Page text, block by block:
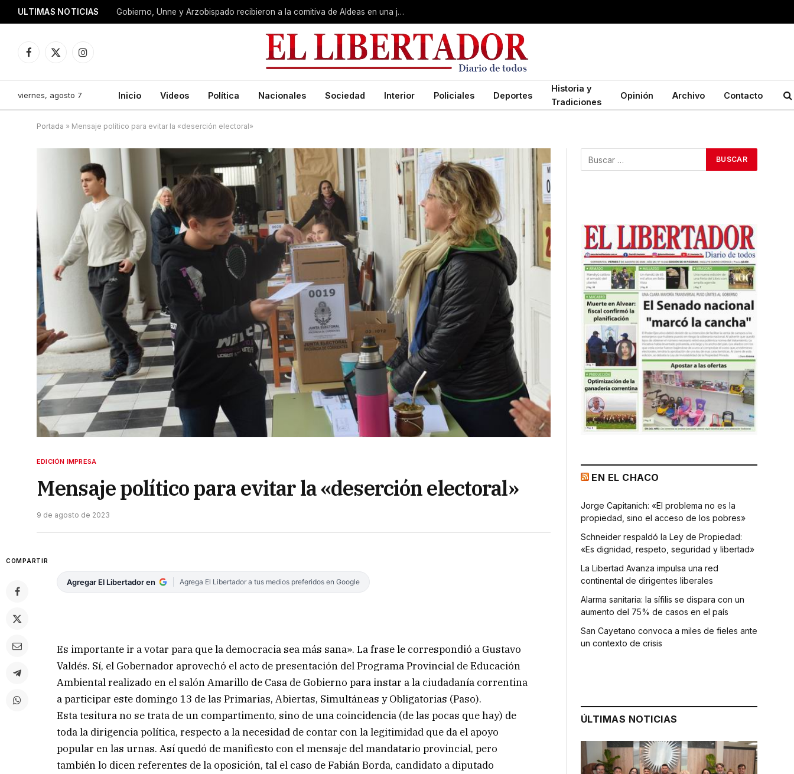
ULTIMAS NOTICIAS Gobierno, Unne y Arzobispado recibieron a la comitiva de Aldeas en una jornada de reuniones estratégicas
Facebook
X
Instagram
viernes, agosto 7 Inicio Videos Política Nacionales Sociedad Interior Policiales Deportes
Historia y
Tradiciones
Opinión Archivo Contacto
Portada » Mensaje político para evitar la «deserción electoral»
EDICIÓN IMPRESA
Mensaje político para evitar la «deserción electoral»
9 de agosto de 2023
COMPARTIR
Agregar El Libertador en Agrega El Libertador a tus medios preferidos en Google
Es importante ir a votar para que la democracia sea más sana». La frase le correspondió a Gustavo
Valdés. Sí, el Gobernador aprovechó el acto de presentación del Programa Provincial de Educación
Ambiental realizado en el salón Amarillo de Casa de Gobierno para instar a la ciudadanía correntina
a participar este domingo 13 de las Primarias, Abiertas, Simultáneas y Obligatorias (Paso).
Esta tesitura no se trata de un compartimento, sino de una coincidencia (de las pocas que hay) de
toda la dirigencia política, respecto a la necesidad de contar con la legitimidad que da el apoyo
popular en las urnas. Así quedó de manifiesto con el mensaje del mandatario provincial, pero
también lo dicen referentes de la oposición, tal el caso de Fabián Borda, candidato a diputado
EN EL CHACO
Jorge Capitanich: «El problema no es la
propiedad, sino el acceso de los pobres»
Schneider respaldó la Ley de Propiedad:
«Es dignidad, respeto, seguridad y libertad»
La Libertad Avanza impulsa una red
continental de dirigentes liberales
Alarma sanitaria: la sífilis se dispara con un
aumento del 75% de casos en el país
San Cayetano convoca a miles de fieles ante
un contexto de crisis
ÚLTIMAS NOTICIAS